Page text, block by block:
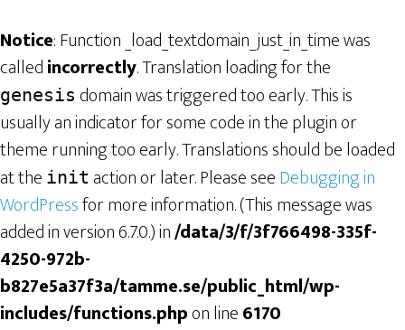
Notice: Function _load_textdomain_just_in_time was
calledincorrectly. Translation loading for the
genesis domain was triggered too early. This is
usually an indicator for some code in the plugin or
theme running too early. Translations should be loaded
at the init action or later. Please seeDebugging in
WordPressfor more information. (This message was
added in version 6.7.0.) in/data/3/f/3f766498-335f-
4250-972b-
b827e5a37f3a/tamme.se/public_html/wp-
includes/functions.phpon line6170